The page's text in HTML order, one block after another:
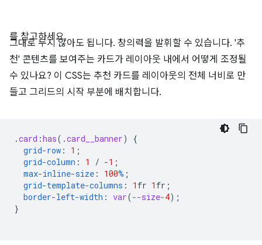
를 참고하세요.
그대로 두지 않아도 됩니다. 창의력을 발휘할 수 있습니다. '추
천' 콘텐츠를 보여주는 카드가 레이아웃 내에서 어떻게 조정될
수 있나요? 이 CSS는 추천 카드를 레이아웃의 전체 너비로 만
들고 그리드의 시작 부분에 배치합니다.
.card :has( .card__banner)
{
grid-row : 1 ;
grid-column : 1 / -1 ;
max-inline-size : 100% ;
grid-template-columns : 1 fr 1 fr ;
border-left-width : var(--size-4);
}